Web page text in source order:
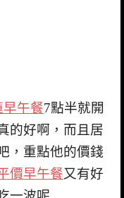
早午餐7點半就開
的好啊，而且居
，重點他的價錢
價早午餐又有好